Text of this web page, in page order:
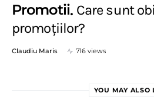
Promotii Care sunt
promoțiilor?
Claudiu Maris 716 views
YOU MAY ALSO